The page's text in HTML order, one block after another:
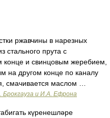
ржавчины в нарезных
стального прута с
конце и свинцовым жеребием,
на другом конце по каналу
смачивается маслом …
Брокгауза и И.А. Ефрона
күренешләре